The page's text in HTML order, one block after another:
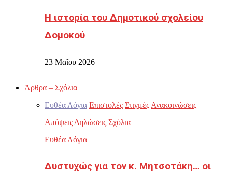
Η ιστορία του Δημοτικού σχολείου
Δομοκού
23 Μαΐου 2026
Άρθρα – Σχόλια
Ευθέα Λόγια Επιστολές Στιγμές Ανακοινώσεις
Απόψεις Δηλώσεις Σχόλια
Ευθέα Λόγια
Δυστυχώς για τον κ. Μητσοτάκη… οι